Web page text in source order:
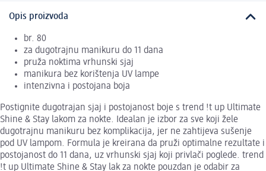
Opis proizvoda
br. 80
za dugotrajnu manikuru do 11 dana
pruža noktima vrhunski sjaj
manikura bez korištenja UV lampe
intenzivna i postojana boja
Postignite dugotrajan sjaj i postojanost boje s trend !t up Ultimate
Shine & Stay lakom za nokte. Idealan je izbor za sve koji žele
dugotrajnu manikuru bez komplikacija, jer ne zahtijeva sušenje
pod UV lampom. Formula je kreirana da pruži optimalne rezultate i
postojanost do 11 dana, uz vrhunski sjaj koji privlači poglede. trend
!t up Ultimate Shine & Stay lak za nokte pouzdan je odabir za